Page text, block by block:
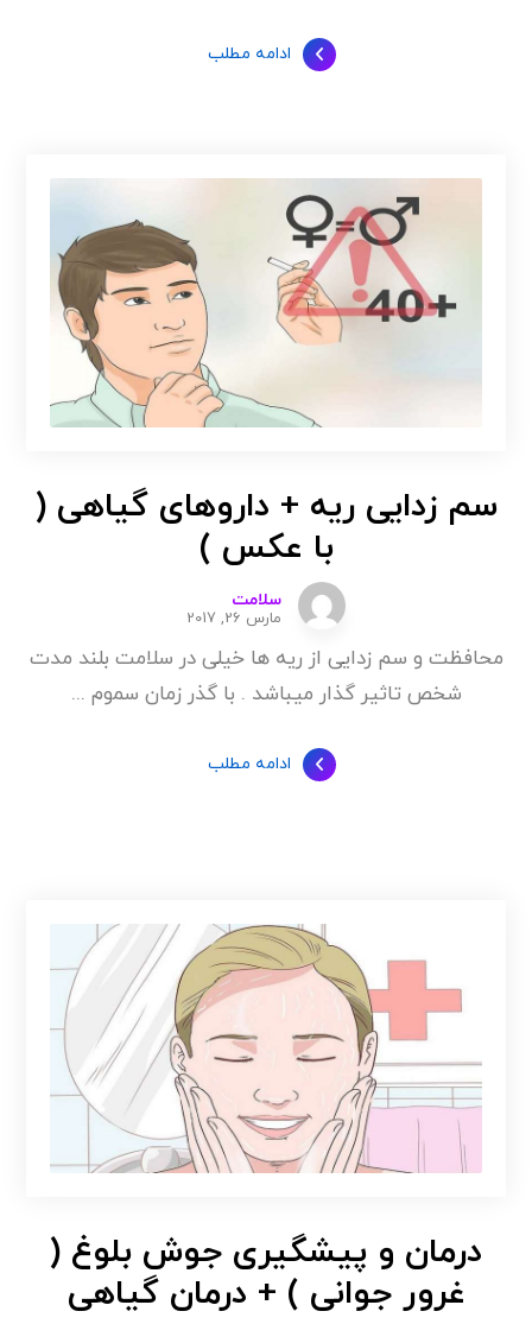
ادامه مطلب
سم زدایی ریه + داروهای گیاهی (
با عکس )
سلامت
مارس 26, 2017
محافظت و سم زدایی از ریه ها خیلی در سلامت بلند مدت
شخص تاثیر گذار میباشد . با گذر زمان سموم ...
ادامه مطلب
درمان و پیشگیری جوش بلوغ (
غرور جوانی ) + درمان گیاهی